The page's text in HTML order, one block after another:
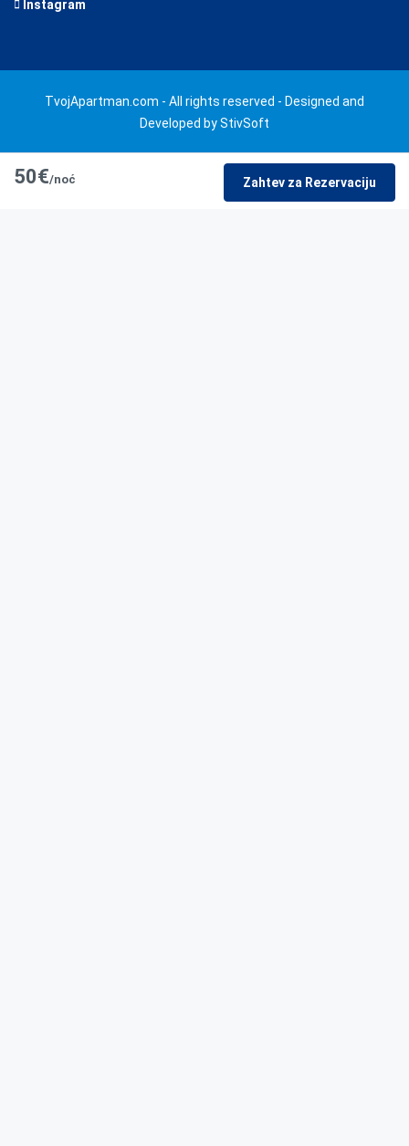
50€/noć Zahtev za Rezervaciju
Instagram
TvojApartman.com - All rights reserved - Designed and
Developed by StivSoft